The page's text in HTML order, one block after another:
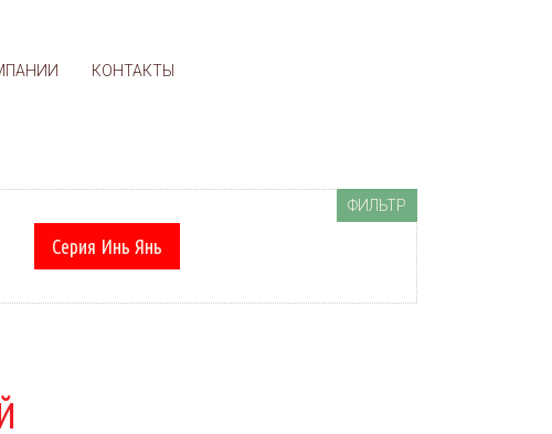
КОНТАКТЫ
ФИЛЬТР
Серия Инь Янь